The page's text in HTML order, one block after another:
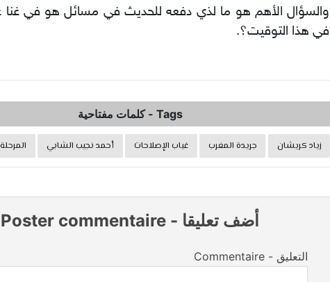
والسؤال الأهم هو ما لذي دفعه للحديث في مسائل هو في غنا
في هذا التوقيت؟.
Tags
-كلمات مفتاحية
زياد كريشان جريدة المغرب غياب الإصلاحات أحمد نجيب الشابي
Poster commentaire - أضف تعليقا
Commentaire - التعليق